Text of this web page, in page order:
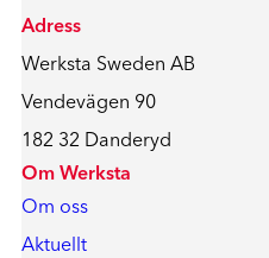
Adress
Werksta Sweden AB
Vendevägen 90
182 32 Danderyd
Om Werksta
Om oss
Aktuellt